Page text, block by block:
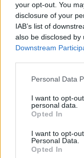
your opt-out. You
disclosure of your
IAB’s list of
also be disclosed
Downstream
Please note that
not limited to your
grant or deny
use your data for
consent section.
Personal Data
I want to opt-
personal data.
Opted In
I want to opt-
Personal Data.
Opted In
felépítjük
első
működő
• 2017.